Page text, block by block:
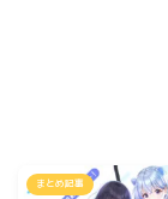
まとめ記事